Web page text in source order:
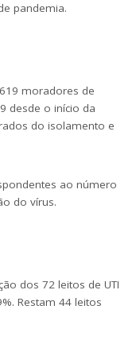
pandemia.
moradores de
desde o início da
do isolamento e
ao número
do vírus.
dos 72 leitos de UTI
Restam 44 leitos